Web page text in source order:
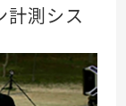
計測シス